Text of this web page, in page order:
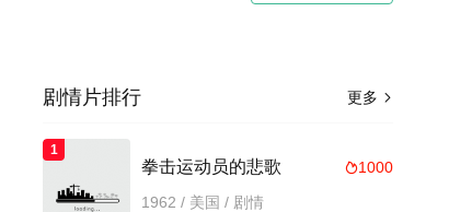
更多 
剧情片排行
1
1000
拳击运动员的悲歌
1962 / 美国 / 剧情